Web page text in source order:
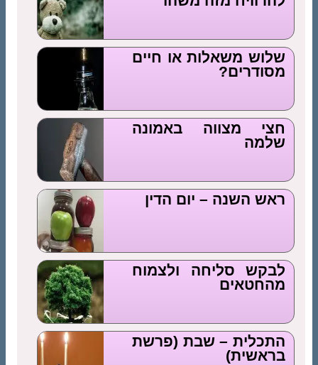
שלוש משאלות או חיים
מסודרים?
חצי מצווה באמונה
שלמה
ראש השנה – יום הדין
לבקש סליחה ולצמוח
מהחטאים
התכלית – שבת (פרשת
בראשית)